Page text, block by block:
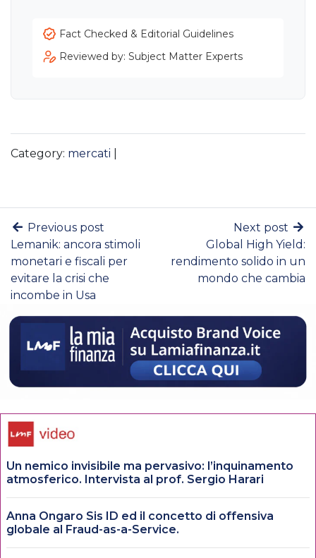
Fact Checked & Editorial Guidelines
Reviewed by: Subject Matter Experts
Category: mercati
Previous post
Lemanik: ancora stimoli
monetari e fiscali per
evitare la crisi che
incombe in Usa
Next post
Global High Yield:
rendimento solido in un
mondo che cambia
Un nemico invisibile ma pervasivo: l’inquinamento
atmosferico. Intervista al prof. Sergio Harari
Anna Ongaro Sis ID ed il concetto di offensiva
globale al Fraud-as-a-Service.